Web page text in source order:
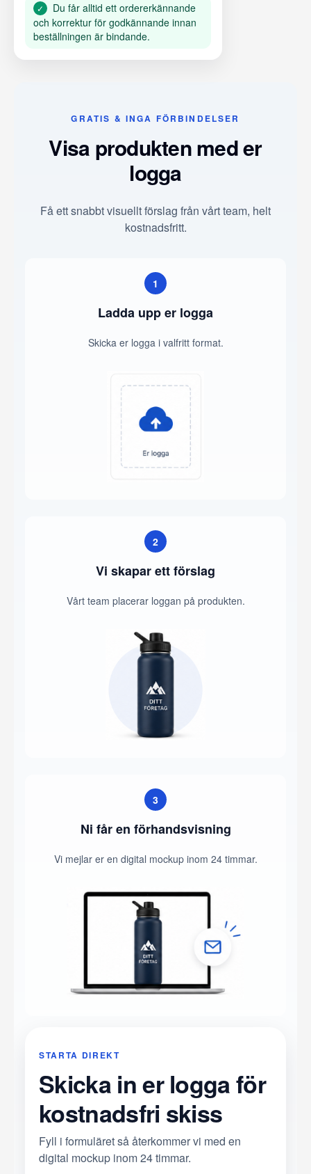
✓
Du får alltid ett ordererkännande
och korrektur för godkännande innan
beställningen är bindande.
GRATIS & INGA FÖRBINDELSER
Visa produkten med er
logga
Få ett snabbt visuellt förslag från vårt team, helt
kostnadsfritt.
1
Ladda upp er logga
Skicka er logga i valfritt format.
2
Vi skapar ett förslag
Vårt team placerar loggan på produkten.
3
Ni får en förhandsvisning
Vi mejlar er en digital mockup inom 24 timmar.
STARTA DIREKT
Skicka in er logga för
kostnadsfri skiss
Fyll i formuläret så återkommer vi med en
digital mockup inom 24 timmar.